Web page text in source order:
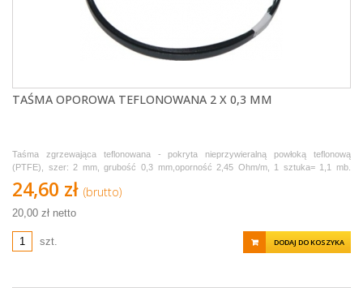
TAŚMA OPOROWA TEFLONOWANA 2 X 0,3 MM
Taśma zgrzewająca teflonowana - pokryta nieprzywieralną powłoką teflonową
(PTFE), szer: 2 mm, grubość 0,3 mm,oporność 2,45 Ohm/m, 1 sztuka= 1,1 mb.
Sprzedawana w odcinkach po 1,1 metra.
24,60 zł (brutto)
20,00 zł netto
szt. DODAJ DO KOSZYKA